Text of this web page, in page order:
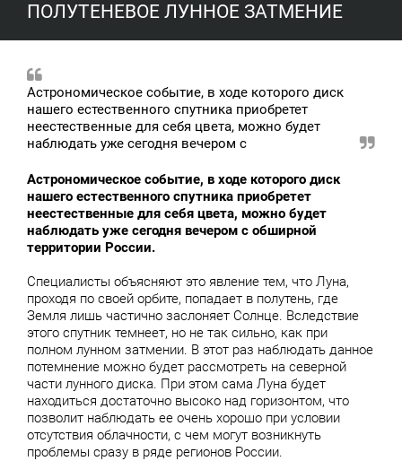
ПОЛУТЕНЕВОЕ ЛУННОЕ ЗАТМЕНИЕ
Астрономическое событие, в ходе которого диск
нашего естественного спутника приобретет
неестественные для себя цвета, можно будет
наблюдать уже сегодня вечером с
Астрономическое событие, в ходе которого диск
нашего естественного спутника приобретет
неестественные для себя цвета, можно будет
наблюдать уже сегодня вечером с обширной
территории России.
Специалисты объясняют это явление тем, что Луна,
проходя по своей орбите, попадает в полутень, где
Земля лишь частично заслоняет Солнце. Вследствие
этого спутник темнеет, но не так сильно, как при
полном лунном затмении. В этот раз наблюдать данное
потемнение можно будет рассмотреть на северной
части лунного диска. При этом сама Луна будет
находиться достаточно высоко над горизонтом, что
позволит наблюдать ее очень хорошо при условии
отсутствия облачности, с чем могут возникнуть
проблемы сразу в ряде регионов России.